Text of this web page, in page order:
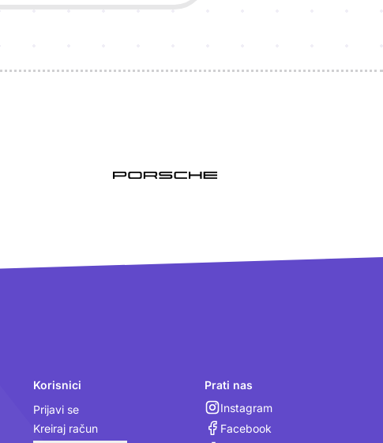
Korisnici
Prijavi se
Kreiraj račun
Prati nas
Instagram
Facebook